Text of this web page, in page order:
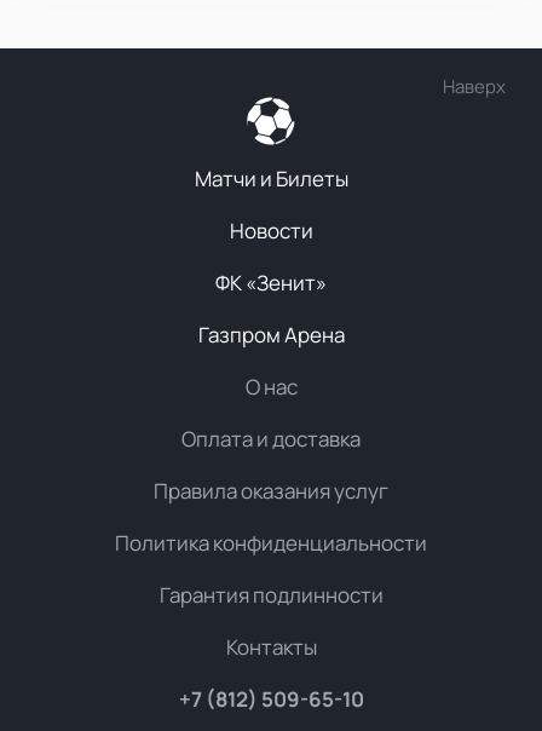
Наверх
Матчи и Билеты
Новости
ФК «Зенит»
Газпром Арена
О нас
Оплата и доставка
Правила оказания услуг
Политика конфиденциальности
Гарантия подлинности
Контакты
+7 (812) 509-65-10